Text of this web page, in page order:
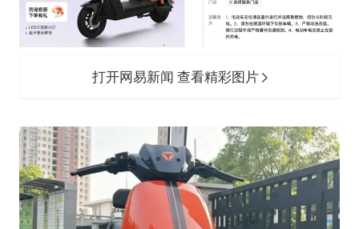
打开网易新闻 查看精彩图片